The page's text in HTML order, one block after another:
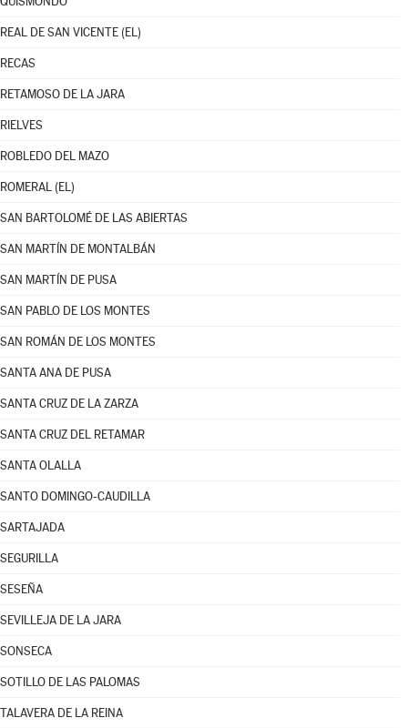
REAL DE SAN VICENTE (EL)
RECAS
RETAMOSO DE LA JARA
RIELVES
ROBLEDO DEL MAZO
ROMERAL (EL)
SAN BARTOLOMÉ DE LAS ABIERTAS
SAN MARTÍN DE MONTALBÁN
SAN MARTÍN DE PUSA
SAN PABLO DE LOS MONTES
SAN ROMÁN DE LOS MONTES
SANTA ANA DE PUSA
SANTA CRUZ DE LA ZARZA
SANTA CRUZ DEL RETAMAR
SANTA OLALLA
SANTO DOMINGO-CAUDILLA
SARTAJADA
SEGURILLA
SESEÑA
SEVILLEJA DE LA JARA
SONSECA
SOTILLO DE LAS PALOMAS
TALAVERA DE LA REINA